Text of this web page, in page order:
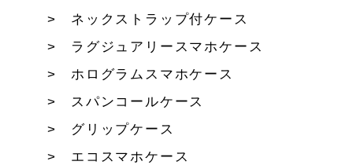
ネックストラップ付ケース
ラグジュアリースマホケース
ホログラムスマホケース
スパンコールケース
グリップケース
エコスマホケース